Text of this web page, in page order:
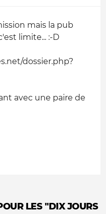
mais la pub
limite... :-D
dossier.php?
avec une paire de
LES "DIX JOURS